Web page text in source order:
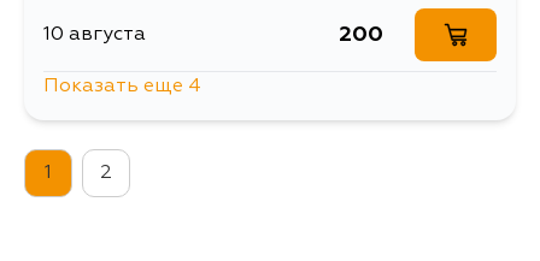
10 августа 200
17 августа
Показать еще 4
1 2